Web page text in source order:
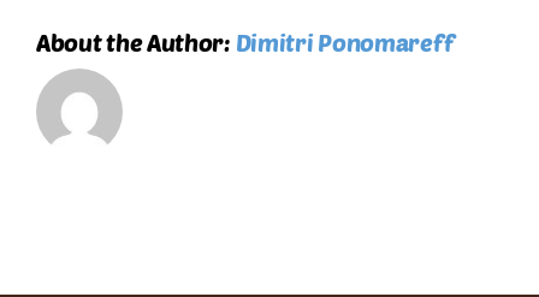
About the Author: Dimitri Ponomareff